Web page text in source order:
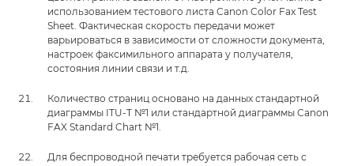
использованием тестового листа Canon Color Fax Test
Sheet. Фактическая скорость передачи может
варьироваться в зависимости от сложности документа,
настроек факсимильного аппарата у получателя,
состояния линии связи и т.д.
Количество страниц основано на данных стандартной
диаграммы ITU-T №1 или стандартной диаграммы Canon
FAX Standard Chart №1.
Для беспроводной печати требуется рабочая сеть с